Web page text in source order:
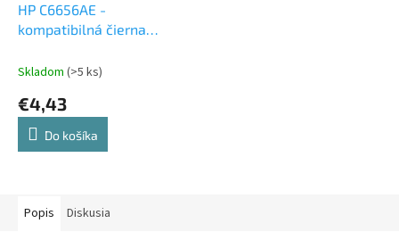
HP C6656AE -
kompatibilná čierna
Skladom (>5 ks)
€4,43
Do košíka
Popis Diskusia